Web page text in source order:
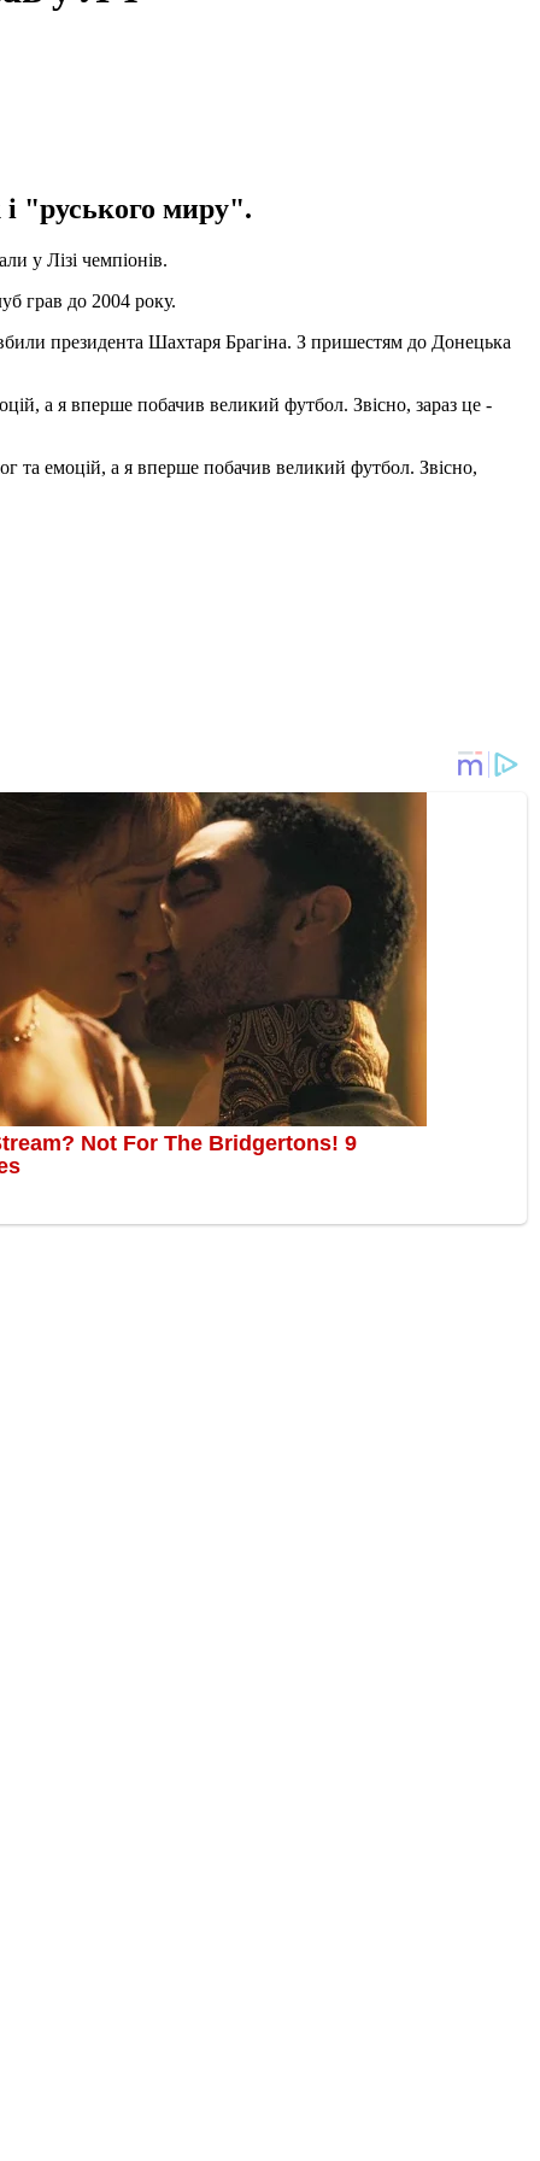
"руського миру".
у Лізі чемпіонів.
грав до 2004 року.
президента Шахтаря Брагіна. З пришестям до Донецька
а я вперше побачив великий футбол. Звісно, зараз це -
та емоцій, а я вперше побачив великий футбол. Звісно,